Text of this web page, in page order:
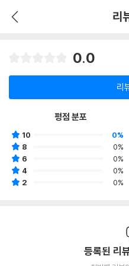
리
0.0
리
평점 분포
10
0%
8
0%
6
0%
4
0%
2
0%
등록된 리